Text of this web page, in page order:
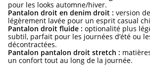
pour les looks automne/hiver.
Pantalon droit en denim droit : version
légèrement lavée pour un esprit casual
Pantalon droit fluide : optionalité plus
subtil, parfait pour les journées d’été ou
décontractées.
Pantalon pantalon droit stretch :
un confort tout au long de la journée.